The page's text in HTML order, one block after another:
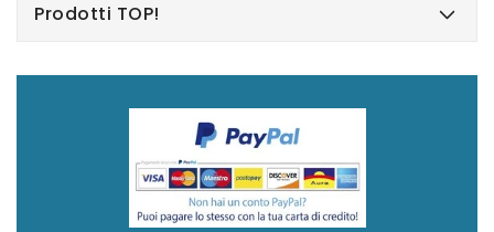
Prodotti TOP!